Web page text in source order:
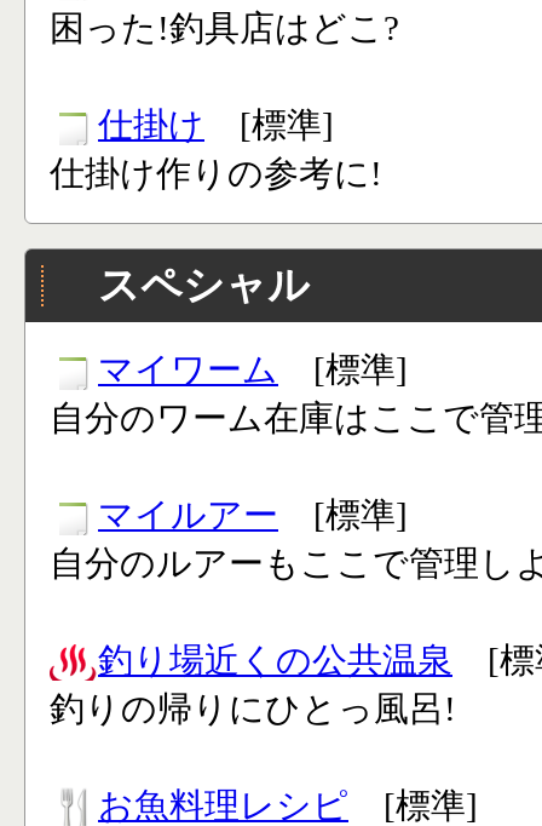
困った!釣具店はどこ?
仕掛け [標準]
仕掛け作りの参考に!
スペシャル
マイワーム
[標準]
自分のワーム在庫はここで管
マイルアー [標準]
自分のルアーもここで管理し
釣り場近くの公共温泉 [標
釣りの帰りにひとっ風呂!
お魚料理レシピ [標準]